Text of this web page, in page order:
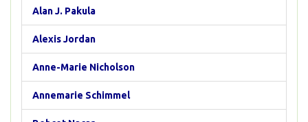
Alan J. Pakula
Alexis Jordan
Anne-Marie Nicholson
Annemarie Schimmel